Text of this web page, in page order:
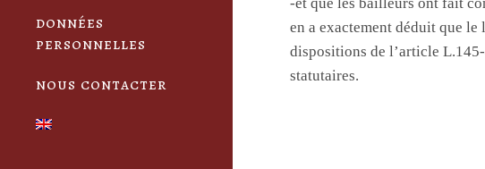
données
personnelles
nous contacter
en a exactement déduit que
dispositions de l’article
statutaires.